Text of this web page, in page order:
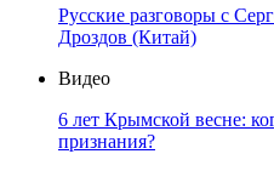
Русские разговоры с
Дроздов (Китай)
Видео
6 лет Крымской весне:
признания?